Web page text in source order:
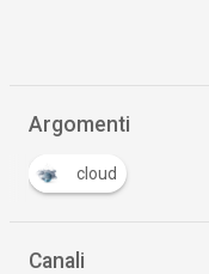
Argomenti
cloud
Canali